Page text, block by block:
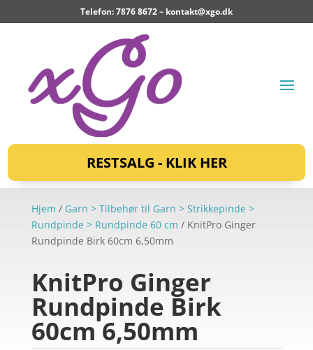
Telefon: 7876 8672 – kontakt@xgo.dk
RESTSALG - KLIK HER
Hjem / Garn > Tilbehør til Garn > Strikkepinde >
Rundpinde > Rundpinde 60 cm / KnitPro Ginger
Rundpinde Birk 60cm 6,50mm
KnitPro Ginger
Rundpinde Birk
60cm 6,50mm